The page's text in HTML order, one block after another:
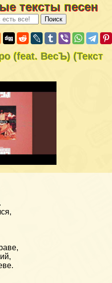
тексты песен
(feat. ВесЪ) (Текст